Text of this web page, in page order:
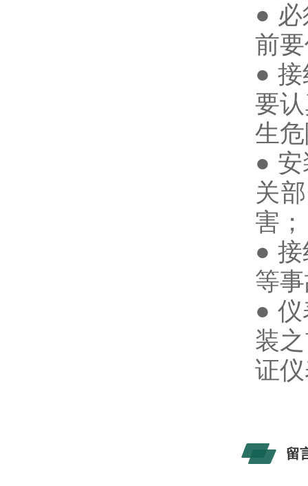
●
前
●
要
生
●
关
害；
●
等
●
装
证
留